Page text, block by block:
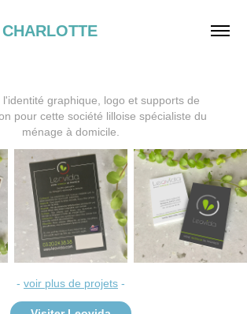
graphique, logo et supports de
pour cette société lilloise spécialiste du
ménage à domicile.
- voir plus de projets -